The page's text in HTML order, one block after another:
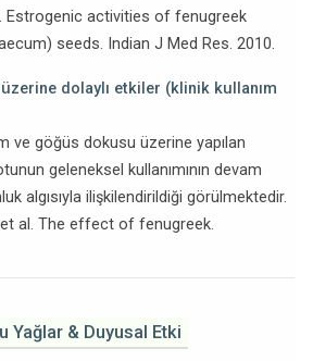
Estrogenic activities of fenugreek
seeds. Indian J Med Res. 2010.
üzerine dolaylı etkiler (klinik kullanım
ve göğüs dokusu üzerine yapılan
geleneksel kullanımının devam
algısıyla ilişkilendirildiği görülmektedir.
et al. The effect of fenugreek.
Yağlar & Duyusal Etki